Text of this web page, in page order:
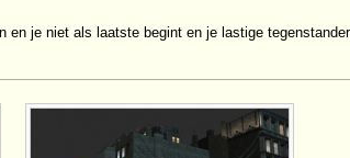
je niet als laatste begint en je lastige